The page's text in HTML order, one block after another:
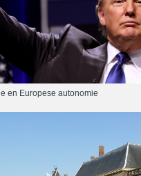
en Europese autonomie